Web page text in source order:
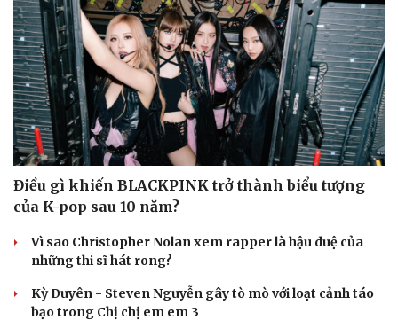
Điều gì khiến BLACKPINK trở thành biểu tượng
của K-pop sau 10 năm?
Vì sao Christopher Nolan xem rapper là hậu duệ của
những thi sĩ hát rong?
Kỳ Duyên - Steven Nguyễn gây tò mò với loạt cảnh táo
bạo trong Chị chị em em 3